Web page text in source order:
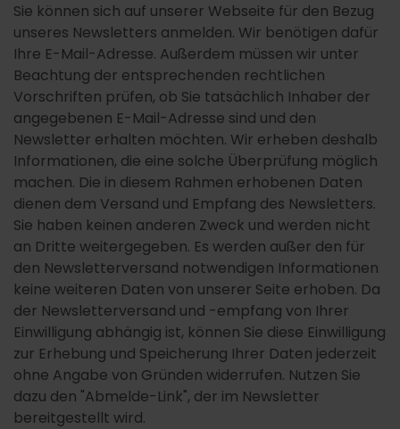
Sie können sich auf unserer Webseite für den Bezug
unseres Newsletters anmelden. Wir benötigen dafür
Ihre E-Mail-Adresse. Außerdem müssen wir unter
Beachtung der entsprechenden rechtlichen
Vorschriften prüfen, ob Sie tatsächlich Inhaber der
angegebenen E-Mail-Adresse sind und den
Newsletter erhalten möchten. Wir erheben deshalb
Informationen, die eine solche Überprüfung möglich
machen. Die in diesem Rahmen erhobenen Daten
dienen dem Versand und Empfang des Newsletters.
Sie haben keinen anderen Zweck und werden nicht
an Dritte weitergegeben. Es werden außer den für
den Newsletterversand notwendigen Informationen
keine weiteren Daten von unserer Seite erhoben. Da
der Newsletterversand und -empfang von Ihrer
Einwilligung abhängig ist, können Sie diese Einwilligung
zur Erhebung und Speicherung Ihrer Daten jederzeit
ohne Angabe von Gründen widerrufen. Nutzen Sie
dazu den "Abmelde-Link", der im Newsletter
bereitgestellt wird.